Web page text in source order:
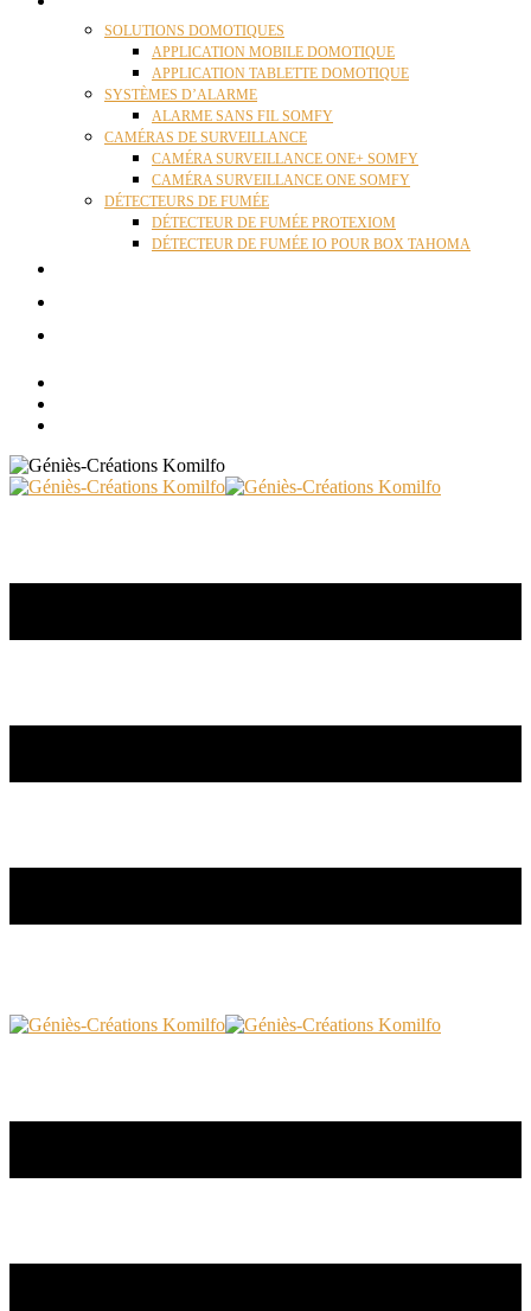
SOLUTIONS DOMOTIQUES
APPLICATION MOBILE DOMOTIQUE
APPLICATION TABLETTE DOMOTIQUE
SYSTÈMES D’ALARME
ALARME SANS FIL SOMFY
CAMÉRAS DE SURVEILLANCE
CAMÉRA SURVEILLANCE ONE+ SOMFY
CAMÉRA SURVEILLANCE ONE SOMFY
DÉTECTEURS DE FUMÉE
DÉTECTEUR DE FUMÉE PROTEXIOM
DÉTECTEUR DE FUMÉE IO POUR BOX TAHOMA